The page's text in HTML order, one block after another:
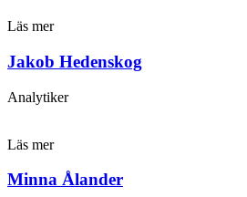
Läs mer
Jakob Hedenskog
Analytiker
Läs mer
Minna Ålander